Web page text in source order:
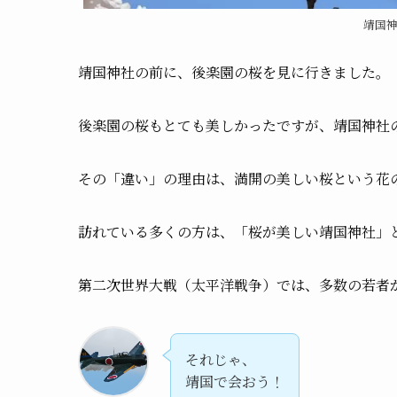
靖国
靖国神社の前に、後楽園の桜を見に行きました。
後楽園の桜もとても美しかったですが、靖国神社
その「違い」の理由は、満開の美しい桜という
訪れている多くの方は、「桜が美しい靖国神社
第二次世界大戦（太平洋戦争）では、多数の若
それじゃ、
靖国で会おう！